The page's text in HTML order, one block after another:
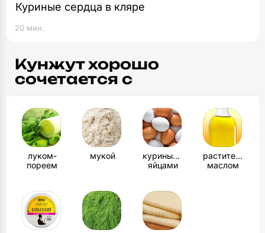
Куриные сердца в кляре
20 мин.
Кунжут хорошо
сочетается с
луком-
пореем
мукой
куриными
яйцами
растительным
маслом